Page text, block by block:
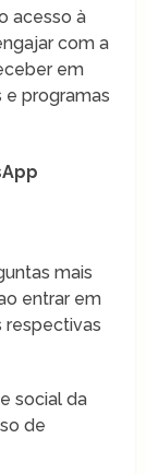
acesso à
com a
em
programas
mais
entrar em
respectivas
social da
de